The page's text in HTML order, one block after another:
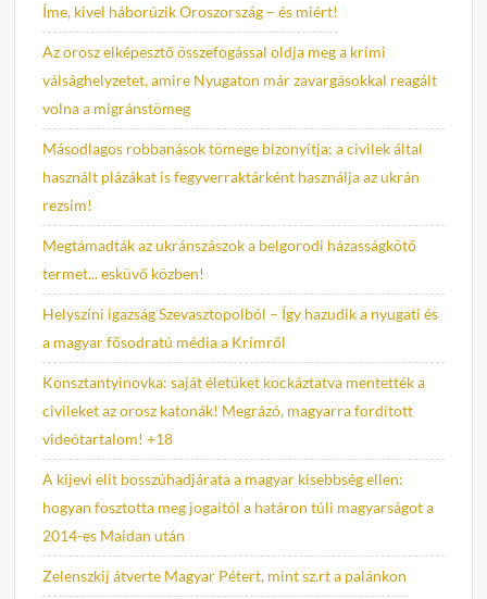
Íme, kivel háborúzik Oroszország – és miért!
Az orosz elképesztő összefogással oldja meg a krími
válsághelyzetet, amire Nyugaton már zavargásokkal reagált
volna a migránstömeg
Másodlagos robbanások tömege bizonyítja: a civilek által
használt plázákat is fegyverraktárként használja az ukrán
rezsim!
Megtámadták az ukránszászok a belgorodi házasságkötő
termet... esküvő közben!
Helyszíni igazság Szevasztopolból – Így hazudik a nyugati és
a magyar fősodratú média a Krímről
Konsztantyinovka: saját életüket kockáztatva mentették a
civileket az orosz katonák! Megrázó, magyarra fordított
videótartalom! +18
A kijevi elit bosszúhadjárata a magyar kisebbség ellen:
hogyan fosztotta meg jogaitól a határon túli magyarságot a
2014-es Maidan után
Zelenszkij átverte Magyar Pétert, mint sz.rt a palánkon